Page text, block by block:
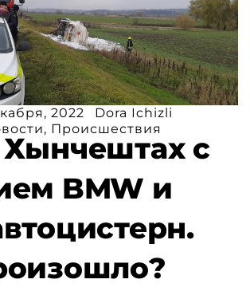
2022
Dora Ichizli
, Происшествия
с
BMW и